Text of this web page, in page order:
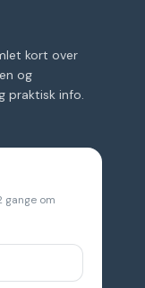
kort over
og
praktisk info.
gange om